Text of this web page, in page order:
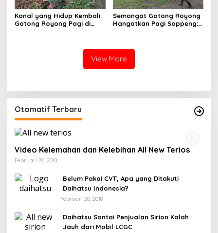
Kanal yang Hidup Kembali:
Gotong Royong Pagi di
Semangat Gotong Royong
Hangatkan Pagi Soppeng:
Ekonomi Marioriwawo
View More
Otomatif Terbaru
Video Kelemahan dan Kelebihan All New Terios
Februari 20, 2018
Belum Pakai CVT, Apa yang Ditakuti
Daihatsu Indonesia?
Februari 20, 2018
Daihatsu Santai Penjualan Sirion Kalah
Jauh dari Mobil LCGC